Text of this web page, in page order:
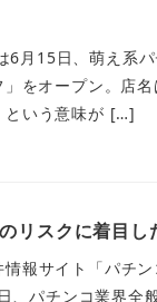
6月15日、萌え系
をオープン。店
という意味が […]
リスクに着目し
報サイト「パチ
、パチンコ業界全